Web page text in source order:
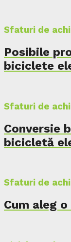
Sfaturi de
Posibile
biciclete
Sfaturi de
Conversie
bicicletă
Sfaturi de
Cum aleg